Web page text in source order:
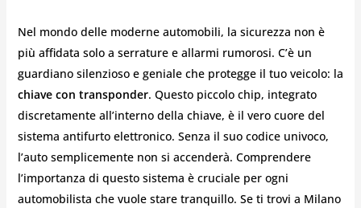
Nel mondo delle moderne automobili, la sicurezza non è
più affidata solo a serrature e allarmi rumorosi. C’è un
guardiano silenzioso e geniale che protegge il tuo veicolo: la
chiave con transponder. Questo piccolo chip, integrato
discretamente all’interno della chiave, è il vero cuore del
sistema antifurto elettronico. Senza il suo codice univoco,
l’auto semplicemente non si accenderà. Comprendere
l’importanza di questo sistema è cruciale per ogni
automobilista che vuole stare tranquillo. Se ti trovi a Milano